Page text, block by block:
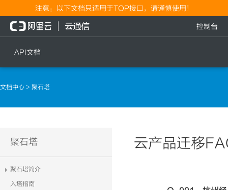
注意：以下文档只适用于TOP接口，请谨慎使用！
API文档
流量充值档位查询
控制台
文档中心 > 聚石塔
聚石塔
聚石塔简介
入塔指南
云产品迁移